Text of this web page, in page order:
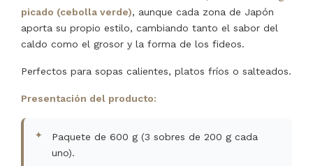
picado (cebolla verde), aunque cada zona de Japón
aporta su propio estilo, cambiando tanto el sabor del
caldo como el grosor y la forma de los fideos.
Perfectos para sopas calientes, platos fríos o salteados.
Presentación del producto:
Paquete de 600 g (3 sobres de 200 g cada
uno).